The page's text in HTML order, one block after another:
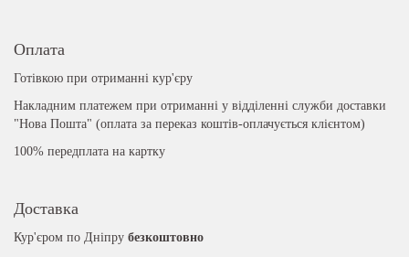
Оплата
Готівкою при отриманні кур'єру
Накладним платежем при отриманні у відділенні служби доставки
"Нова Пошта" (оплата за переказ коштів-оплачується клієнтом)
100% передплата на картку
Доставка
Кур'єром по Дніпру безкоштовно